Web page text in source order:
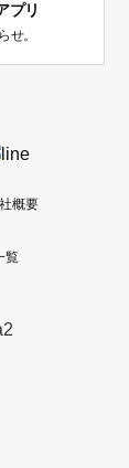
プリ
せ。
概要
覧